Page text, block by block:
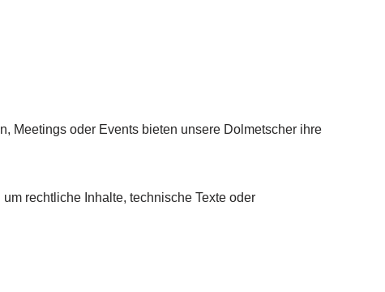
Meetings oder Events bieten unsere Dolmetscher ihre
rechtliche Inhalte, technische Texte oder